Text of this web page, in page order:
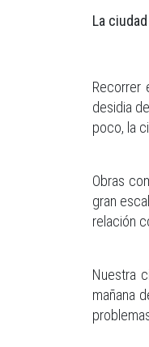
La
Recorrer
desidia
poco, la
Obras
gran
relación
Nuestra
mañana